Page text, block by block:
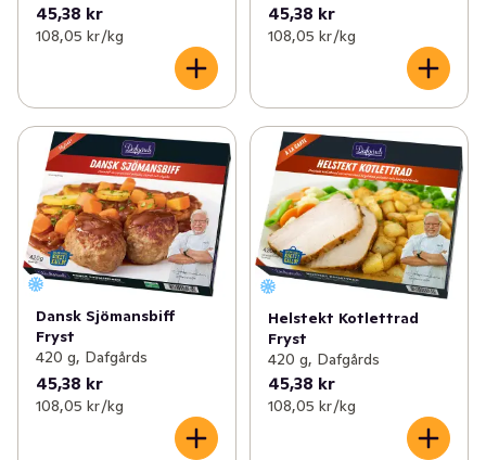
45,38 kr
108,05 kr /kg
45,38 kr
108,05 kr /kg
Dansk Sjömansbiff
Fryst
420 g, Dafgårds
45,38 kr
108,05 kr /kg
Helstekt Kotlettrad
Fryst
420 g, Dafgårds
45,38 kr
108,05 kr /kg